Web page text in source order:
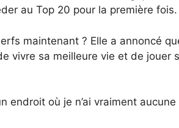
au Top 20 pour la première fois.
maintenant ? Elle a annoncé
vivre sa meilleure vie et de jouer
endroit où je n’ai vraiment